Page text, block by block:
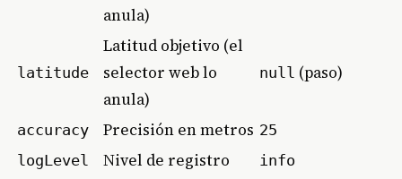
anula)
latitude
Latitud objetivo (el
selector web lo
anula)
null (paso)
accuracy Precisión en metros 25
logLevel
Nivel de registro info